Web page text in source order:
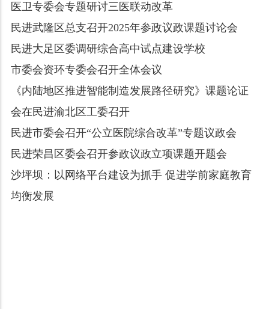
医卫专委会专题研讨三医联动改革
民进武隆区总支召开2025年参政议政课题讨论会
民进大足区委调研综合高中试点建设学校
市委会资环专委会召开全体会议
《内陆地区推进智能制造发展路径研究》课题论证
会在民进渝北区工委召开
民进市委会召开“公立医院综合改革”专题议政会
民进荣昌区委会召开参政议政立项课题开题会
沙坪坝：以网络平台建设为抓手 促进学前家庭教育
均衡发展